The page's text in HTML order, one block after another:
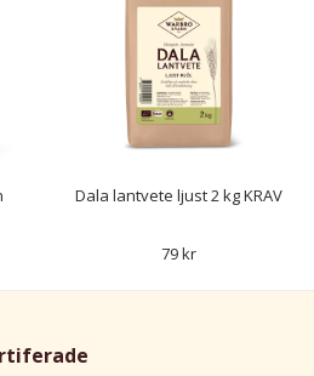
Dala lantvete ljust 2 kg KRAV
79 kr